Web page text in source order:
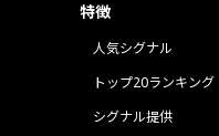
特徴
人気シグナル
トップ20ランキング
シグナル提供